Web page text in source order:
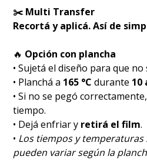
✂️ Multi Transfer
Recortá y aplicá. Así de
🔥 Opción con plancha
• Sujetá el diseño para que no
• Planchá a 165 °C durante 10
• Si no se pegó
tiempo.
• Dejá enfriar y retirá el film.
• Los tiempos y
pueden variar según la